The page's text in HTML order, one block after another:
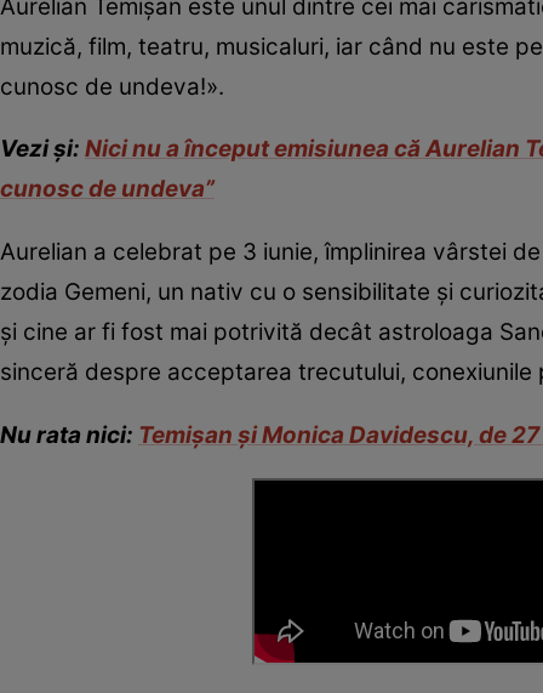
Aurelian Temișan este unul dintre cei mai
muzică, film, teatru, musicaluri, iar când nu este
cunosc de undeva!».
Vezi și: Nici nu a început emisiunea că Aurelian
cunosc de undeva”
Aurelian a celebrat pe 3 iunie, împlinirea vârstei
zodia Gemeni, un nativ cu o sensibilitate și
și cine ar fi fost mai potrivită decât astroloaga
sinceră despre acceptarea trecutului,
Nu rata nici: Temişan şi Monica Davidescu, de